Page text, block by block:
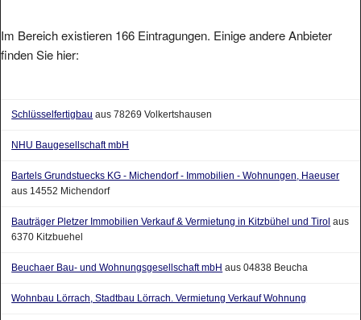
Im Bereich existieren 166 Eintragungen. Einige andere Anbieter
finden Sie hier:
Schlüsselfertigbau aus 78269 Volkertshausen
NHU Baugesellschaft mbH
Bartels Grundstuecks KG - Michendorf - Immobilien - Wohnungen, Haeuser
aus 14552 Michendorf
Bauträger Pletzer Immobilien Verkauf & Vermietung in Kitzbühel und Tirol aus
6370 Kitzbuehel
Beuchaer Bau- und Wohnungsgesellschaft mbH aus 04838 Beucha
Wohnbau Lörrach, Stadtbau Lörrach. Vermietung Verkauf Wohnung